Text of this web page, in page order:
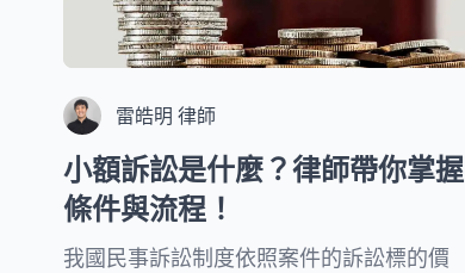
雷皓明 律師
小額訴訟是什麼？律師帶你掌握
條件與流程！
我國民事訴訟制度依照案件的訴訟標的價